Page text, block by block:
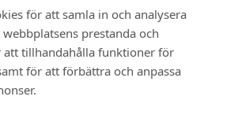
för att samla in och analysera
prestanda och
att tillhandahålla funktioner för
för att förbättra och anpassa